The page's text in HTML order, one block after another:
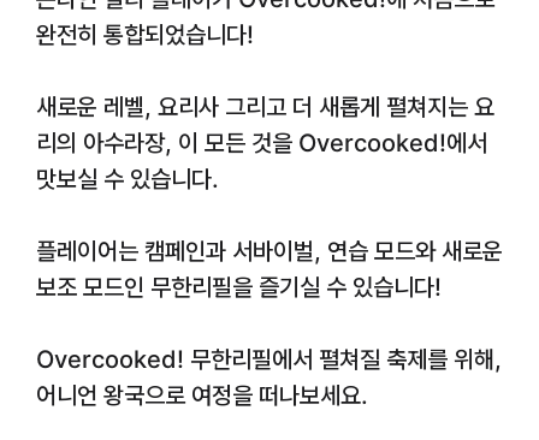
완전히 통합되었습니다!
새로운 레벨, 요리사 그리고 더 새롭게 펼쳐지는 요
리의 아수라장, 이 모든 것을 Overcooked!에서
맛보실 수 있습니다.
플레이어는 캠페인과 서바이벌, 연습 모드와 새로운
보조 모드인 무한리필을 즐기실 수 있습니다!
Overcooked! 무한리필에서 펼쳐질 축제를 위해,
어니언 왕국으로 여정을 떠나보세요.